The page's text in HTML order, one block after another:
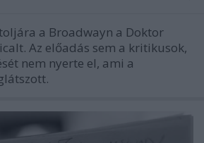
a Broadwayn a Doktor
Az előadás sem a kritikusok,
nem nyerte el, ami a